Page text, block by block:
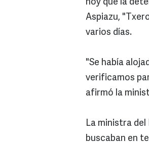
hoy que la
Aspiazu,
varios días.
"Se había
verificamos
afirmó la
La ministra
buscaban en